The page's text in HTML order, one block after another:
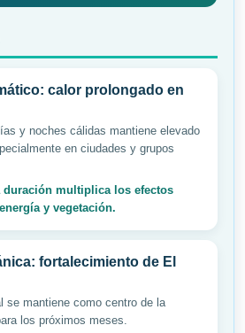
calor prolongado en
y noches cálidas mantiene elevado
en ciudades y grupos
duración multiplica los efectos
y vegetación.
fortalecimiento de El
se mantiene como centro de la
los próximos meses.